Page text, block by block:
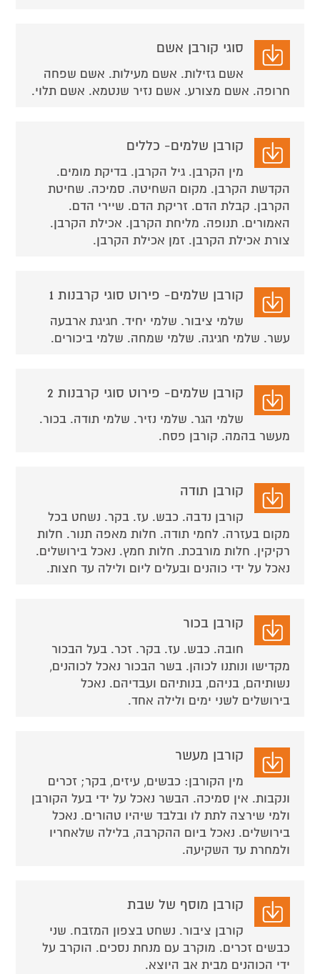
סוגי קורבן אשם
אשם גזילות. אשם מעילות. אשם שפחה
חרופה. אשם מצורע. אשם נזיר שנטמא. אשם תלוי.
קורבן שלמים- כללים
מין הקרבן. גיל הקרבן. בדיקת מומים.
הקדשת הקרבן. מקום השחיטה. סמיכה. שחיטת
הקרבן. קבלת הדם. זריקת הדם. שיירי הדם.
האמורים. תנופה. מליחת הקרבן. אכילת הקרבן.
צורת אכילת הקרבן. זמן אכילת הקרבן.
קורבן שלמים- פירוט סוגי קרבנות 1
שלמי ציבור. שלמי יחיד. חגיגת ארבעה
עשר. שלמי חגיגה. שלמי שמחה. שלמי ביכורים.
קורבן שלמים- פירוט סוגי קרבנות 2
שלמי הגר. שלמי נזיר. שלמי תודה. בכור.
מעשר בהמה. קורבן פסח.
קורבן תודה
קורבן נדבה. כבש. עז. בקר. נשחט בכל
מקום בעזרה. לחמי תודה. חלות מאפה תנור. חלות
רקיקין. חלות מורבכת. חלות חמץ. נאכל בירושלים.
נאכל על ידי כוהנים ובעלים ליום ולילה עד חצות.
קורבן בכור
חובה. כבש. עז. בקר. זכר. בעל הבכור
מקדישו ונותנו לכוהן. בשר הבכור נאכל לכוהנים,
נשותיהם, בניהם, בנותיהם ועבדיהם. נאכל
בירושלים לשני ימים ולילה אחד.
קורבן מעשר
מין הקורבן: כבשים, עיזים, בקר; זכרים
ונקבות. אין סמיכה. הבשר נאכל על ידי בעל הקורבן
ולמי שירצה לתת לו ובלבד שיהיו טהורים. נאכל
בירושלים. נאכל ביום ההקרבה, בלילה שלאחריו
ולמחרת עד השקיעה.
קורבן מוסף של שבת
קורבן ציבור. נשחט בצפון המזבח. שני
כבשים זכרים. מוקרב עם מנחת נסכים. הוקרב על
ידי הכוהנים מבית אב היוצא.